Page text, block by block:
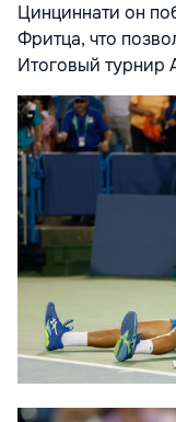
Цинциннати он
Фритца, что
Итоговый турнир